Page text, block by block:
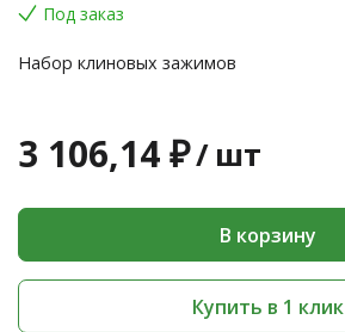
Под заказ
Набор клиновых зажимов
3 106,14 ₽/ шт
В корзину
Купить в 1 клик